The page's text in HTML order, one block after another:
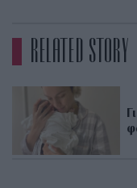
RELATED STORY